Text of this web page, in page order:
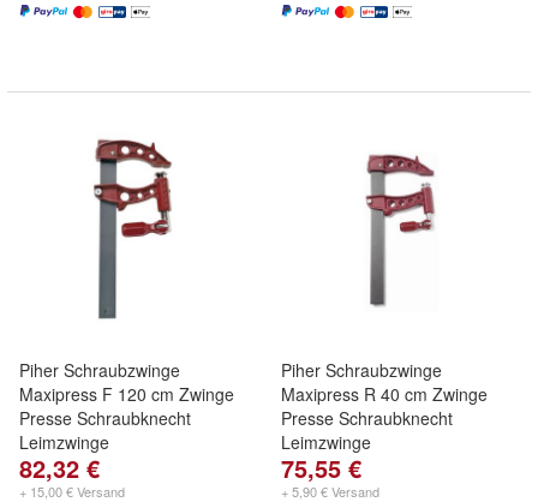
Piher Schraubzwinge
Maxipress F 120 cm Zwinge
Presse Schraubknecht
Leimzwinge
82,32 €
+ 15,00 € Versand
Piher Schraubzwinge
Maxipress R 40 cm Zwinge
Presse Schraubknecht
Leimzwinge
75,55 €
+ 5,90 € Versand